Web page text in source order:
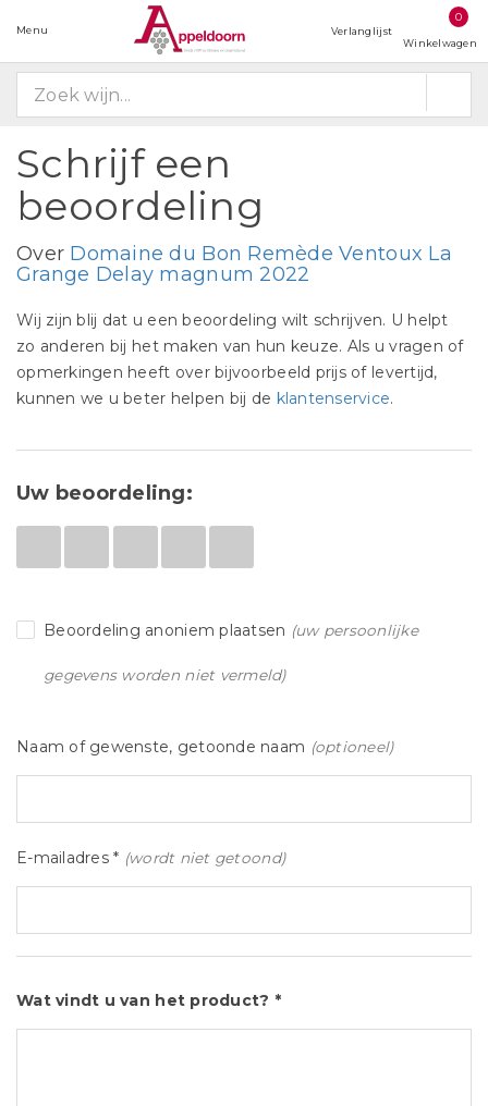
Menu Verlanglijst
0
Winkelwagen
Schrijf een
beoordeling
Over Domaine du Bon Remède Ventoux La
Grange Delay magnum 2022
Wij zijn blij dat u een beoordeling wilt schrijven. U helpt
zo anderen bij het maken van hun keuze. Als u vragen of
opmerkingen heeft over bijvoorbeeld prijs of levertijd,
kunnen we u beter helpen bij de klantenservice.
Uw beoordeling:
Beoordeling anoniem plaatsen (uw persoonlijke
gegevens worden niet vermeld)
Naam of gewenste, getoonde naam (optioneel)
E-mailadres * (wordt niet getoond)
Wat vindt u van het product? *